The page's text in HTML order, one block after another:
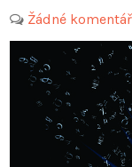
Žádné